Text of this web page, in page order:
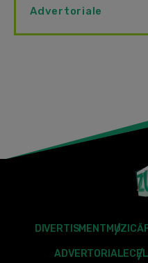
Advertoriale
DIVERTISMENT MUZICĂ
ADVERTORIALE